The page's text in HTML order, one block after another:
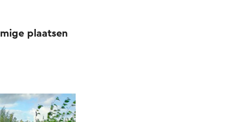
plaatsen